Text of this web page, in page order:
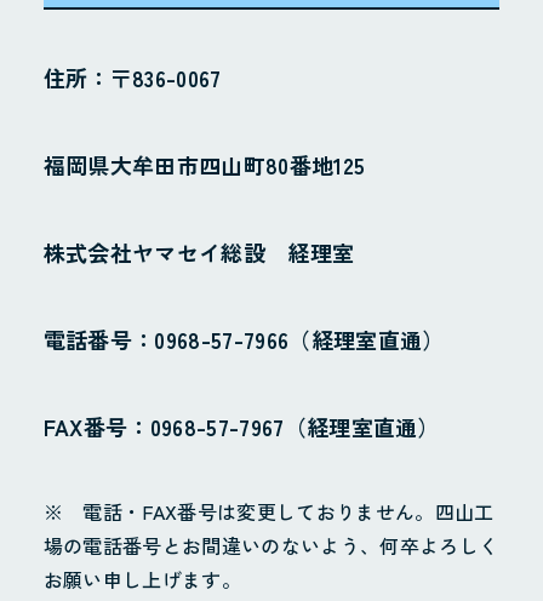
住所：〒836-0067
福岡県大牟田市四山町80番地125
株式会社ヤマセイ総設 経理室
電話番号：0968-57-7966（経理室直通）
FAX番号：0968-57-7967（経理室直通）
※ 電話・FAX番号は変更しておりません。四山工
場の電話番号とお間違いのないよう、何卒よろしく
お願い申し上げます。